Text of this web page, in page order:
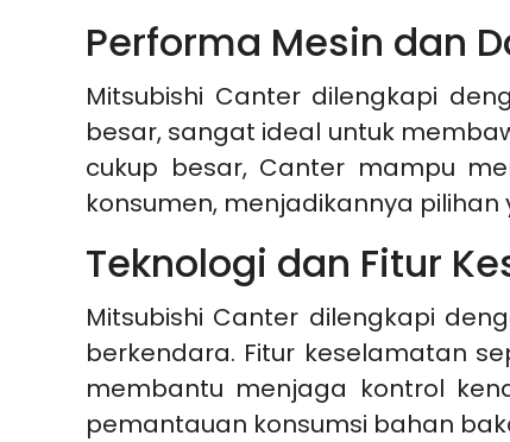
Performa Mesin dan
Mitsubishi Canter dilengkapi
besar, sangat ideal untuk
cukup besar, Canter mampu
konsumen, menjadikannya
Teknologi dan Fitur
Mitsubishi Canter dilengkapi
berkendara. Fitur keselamatan
membantu menjaga kontrol
pemantauan konsumsi bahan